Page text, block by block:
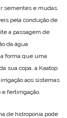
sementes e mudas.
pela condução de
a passagem de
da água
forma que uma
sua copa, a Kaatop
aos sistemas
e fertirrigação.
de hidroponia pode